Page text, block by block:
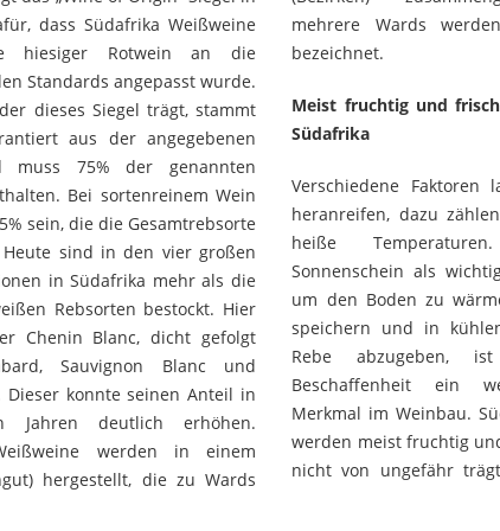
dass Südafrika Weißweine
hiesiger Rotwein an die
Standards angepasst wurde.
dieses Siegel trägt, stammt
aus der angegebenen
muss 75% der genannten
Bei sortenreinem Wein
sein, die die Gesamtrebsorte
Heute sind in den vier großen
in Südafrika mehr als die
Rebsorten bestockt. Hier
Chenin Blanc, dicht gefolgt
Sauvignon Blanc und
Dieser konnte seinen Anteil in
Jahren deutlich erhöhen.
werden in einem
hergestellt, die zu Wards
werden als ein District
bezeichnet.
Meist fruchtig und
Südafrika
Verschiedene Faktoren
heranreifen, dazu
heiße
Sonnenschein als
um den Boden zu
speichern und in
Rebe abzugeben,
Beschaffenheit ein
Merkmal im Weinbau.
werden meist fruchtig
nicht von ungefähr